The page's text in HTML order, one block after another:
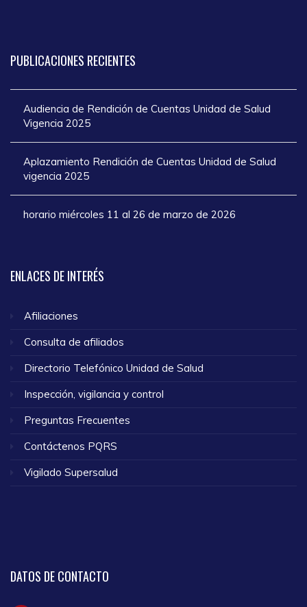
PUBLICACIONES RECIENTES
Audiencia de Rendición de Cuentas Unidad de Salud
Vigencia 2025
Aplazamiento Rendición de Cuentas Unidad de Salud
vigencia 2025
horario miércoles 11 al 26 de marzo de 2026
ENLACES DE INTERÉS
Afiliaciones
Consulta de afiliados
Directorio Telefónico Unidad de Salud
Inspección, vigilancia y control
Preguntas Frecuentes
Contáctenos PQRS
Vigilado Supersalud
DATOS DE CONTACTO